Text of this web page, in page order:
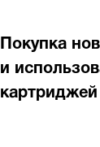
Покупка
и
картриджей